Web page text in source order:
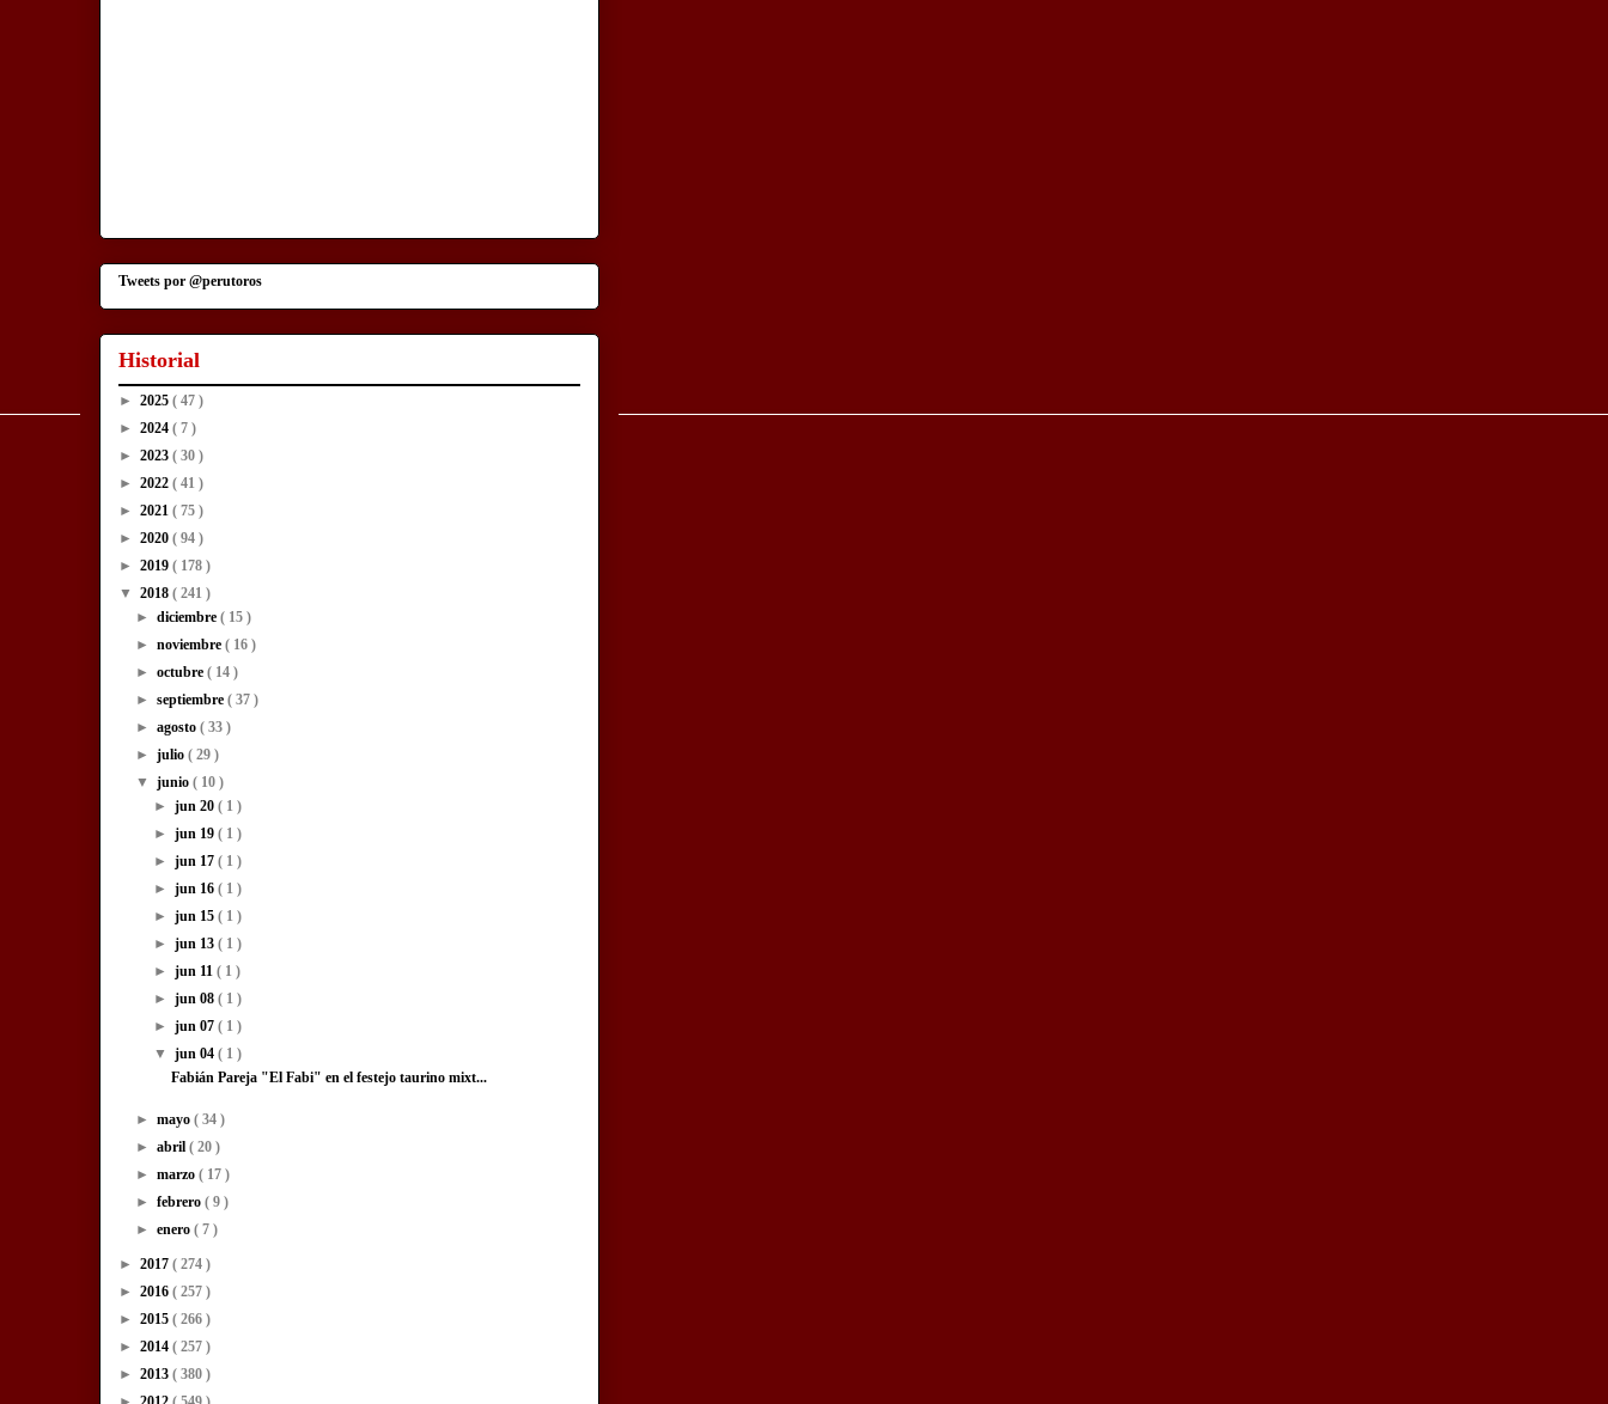
Tweets por @perutoros
Historial
► 2025 ( 47 )
► 2024 ( 7 )
► 2023 ( 30 )
► 2022 ( 41 )
► 2021 ( 75 )
► 2020 ( 94 )
► 2019 ( 178 )
▼ 2018 ( 241 )
►diciembre( 15 )
►noviembre( 16 )
►octubre( 14 )
►septiembre( 37 )
►agosto( 33 )
►julio( 29 )
▼junio( 10 )
► jun 20 ( 1 )
► jun 19 ( 1 )
► jun 17 ( 1 )
► jun 16 ( 1 )
► jun 15 ( 1 )
► jun 13 ( 1 )
► jun 11 ( 1 )
► jun 08 ( 1 )
► jun 07 ( 1 )
▼ jun 04 ( 1 )
Fabián Pareja "El Fabi" en el festejo taurino mixt...
►mayo( 34 )
►abril( 20 )
►marzo( 17 )
►febrero( 9 )
►enero( 7 )
► 2017 ( 274 )
► 2016 ( 257 )
► 2015 ( 266 )
► 2014 ( 257 )
► 2013 ( 380 )